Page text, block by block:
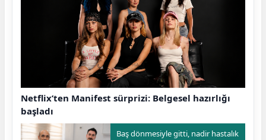
Netflix’ten Manifest sürprizi: Belgesel hazırlığı
başladı
Baş dönmesiyle gitti, nadir hastalık